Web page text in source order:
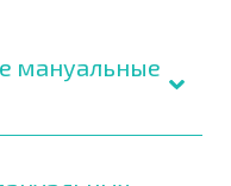
мануальные